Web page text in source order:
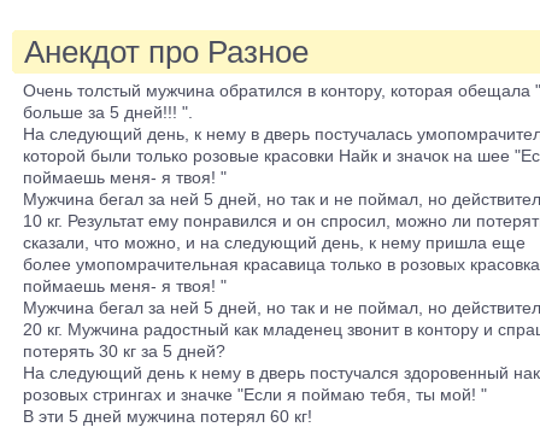
Анекдот про Разное
Очень толстый мужчина обратился в контору, которая обещала
больше за 5 дней!!! ".
На следующий день, к нему в дверь постучалась
которой были только розовые красовки Найк и значок на шее
поймаешь меня- я твоя! "
Мужчина бегал за ней 5 дней, но так и не поймал, но
10 кг. Результат ему понравился и он спросил, можно ли
сказали, что можно, и на следующий день, к нему пришла еще
более умопомрачительная красавица только в розовых
поймаешь меня- я твоя! "
Мужчина бегал за ней 5 дней, но так и не поймал, но
20 кг. Мужчина радостный как младенец звонит в контору и
потерять 30 кг за 5 дней?
На следующий день к нему в дверь постучался здоровенный
розовых стрингах и значке "Если я поймаю тебя, ты мой! "
В эти 5 дней мужчина потерял 60 кг!